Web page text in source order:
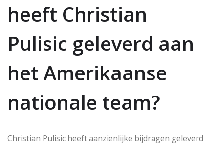
heeft Christian
Pulisic geleverd aan
het Amerikaanse
nationale team?
Christian Pulisic heeft aanzienlijke bijdragen geleverd